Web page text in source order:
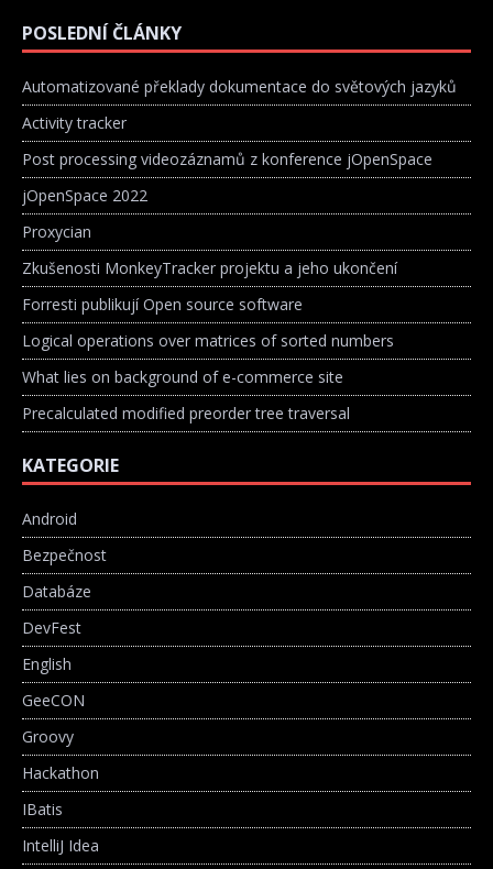
POSLEDNÍ ČLÁNKY
Automatizované překlady dokumentace do světových jazyků
Activity tracker
Post processing videozáznamů z konference jOpenSpace
jOpenSpace 2022
Proxycian
Zkušenosti MonkeyTracker projektu a jeho ukončení
Forresti publikují Open source software
Logical operations over matrices of sorted numbers
What lies on background of e-commerce site
Precalculated modified preorder tree traversal
KATEGORIE
Android
Bezpečnost
Databáze
DevFest
English
GeeCON
Groovy
Hackathon
IBatis
IntelliJ Idea